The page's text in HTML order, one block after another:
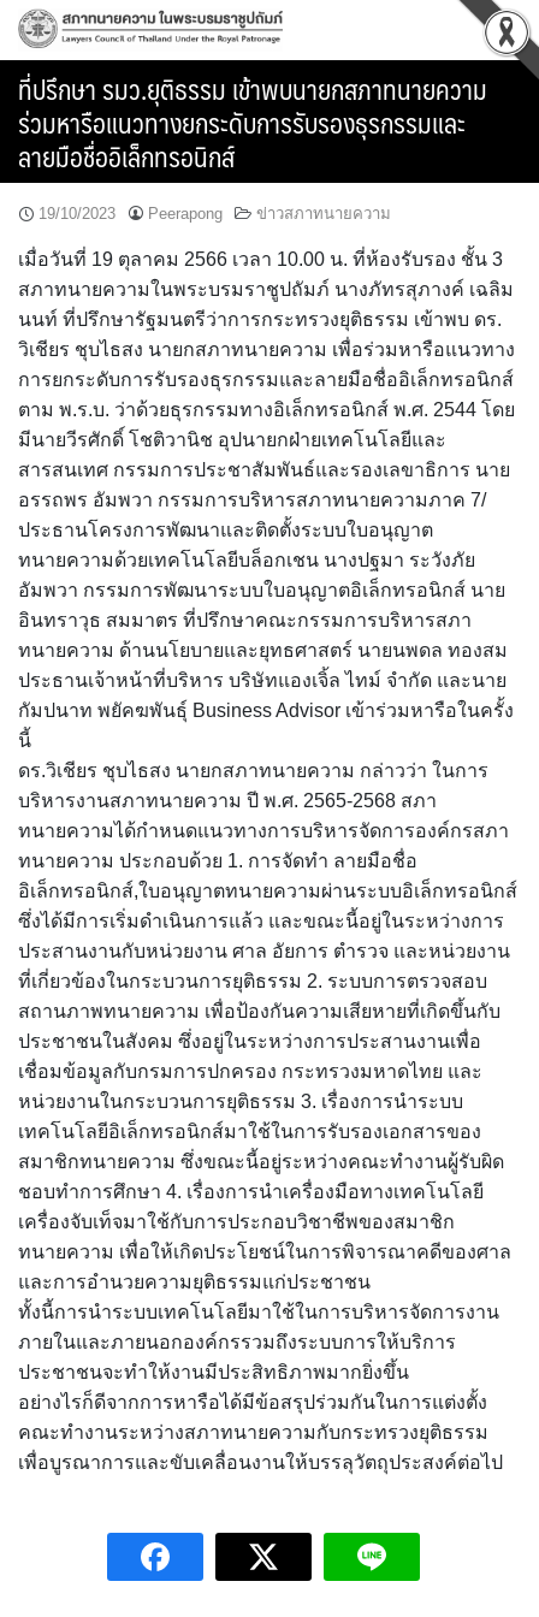
Skip
content
ที่ปรึกษา รมว.ยุติธรรม เข้าพบนายกสภาทนายความ
ร่วมหารือแนวทางยกระดับการรับรองธุรกรรมและ
ลายมือชื่ออิเล็กทรอนิกส์
19/10/2023 Peerapong ข่าวสภาทนายความ
เมื่อวันที่ 19 ตุลาคม 2566 เวลา 10.00 น. ที่ห้องรับรอง ชั้น 3
สภาทนายความในพระบรมราชูปถัมภ์ นางภัทรสุภางค์ เฉลิม
นนท์ ที่ปรึกษารัฐมนตรีว่าการกระทรวงยุติธรรม เข้าพบ ดร.
วิเชียร ชุบไธสง นายกสภาทนายความ เพื่อร่วมหารือแนวทาง
การยกระดับการรับรองธุรกรรมและลายมือชื่ออิเล็กทรอนิกส์
ตาม พ.ร.บ. ว่าด้วยธุรกรรมทางอิเล็กทรอนิกส์ พ.ศ. 2544 โดย
มีนายวีรศักดิ์ โชติวานิช อุปนายกฝ่ายเทคโนโลยีและ
สารสนเทศ กรรมการประชาสัมพันธ์และรองเลขาธิการ นาย
อรรถพร อัมพวา กรรมการบริหารสภาทนายความภาค 7/
ประธานโครงการพัฒนาและติดตั้งระบบใบอนุญาต
ทนายความด้วยเทคโนโลยีบล็อกเชน นางปฐมา ระวังภัย
อัมพวา กรรมการพัฒนาระบบใบอนุญาตอิเล็กทรอนิกส์ นาย
อินทราวุธ สมมาตร ที่ปรึกษาคณะกรรมการบริหารสภา
ทนายความ ด้านนโยบายและยุทธศาสตร์ นายนพดล ทองสม
ประธานเจ้าหน้าที่บริหาร บริษัทแองเจิ้ล ไทม์ จำกัด และนาย
กัมปนาท พยัคฆพันธุ์ Business Advisor เข้าร่วมหารือในครั้ง
นี้
ดร.วิเชียร ชุบไธสง นายกสภาทนายความ กล่าวว่า ในการ
บริหารงานสภาทนายความ ปี พ.ศ. 2565-2568 สภา
ทนายความได้กำหนดแนวทางการบริหารจัดการองค์กรสภา
ทนายความ ประกอบด้วย 1. การจัดทำ ลายมือชื่อ
อิเล็กทรอนิกส์,ใบอนุญาตทนายความผ่านระบบอิเล็กทรอนิกส์
ซึ่งได้มีการเริ่มดำเนินการแล้ว และขณะนี้อยู่ในระหว่างการ
ประสานงานกับหน่วยงาน ศาล อัยการ ตำรวจ และหน่วยงาน
ที่เกี่ยวข้องในกระบวนการยุติธรรม 2. ระบบการตรวจสอบ
สถานภาพทนายความ เพื่อป้องกันความเสียหายที่เกิดขึ้นกับ
ประชาชนในสังคม ซึ่งอยู่ในระหว่างการประสานงานเพื่อ
เชื่อมข้อมูลกับกรมการปกครอง กระทรวงมหาดไทย และ
หน่วยงานในกระบวนการยุติธรรม 3. เรื่องการนำระบบ
เทคโนโลยีอิเล็กทรอนิกส์มาใช้ในการรับรองเอกสารของ
สมาชิกทนายความ ซึ่งขณะนี้อยู่ระหว่างคณะทำงานผู้รับผิด
ชอบทำการศึกษา 4. เรื่องการนำเครื่องมือทางเทคโนโลยี
เครื่องจับเท็จมาใช้กับการประกอบวิชาชีพของสมาชิก
ทนายความ เพื่อให้เกิดประโยชน์ในการพิจารณาคดีของศาล
และการอำนวยความยุติธรรมแก่ประชาชน
ทั้งนี้การนำระบบเทคโนโลยีมาใช้ในการบริหารจัดการงาน
ภายในและภายนอกองค์กรรวมถึงระบบการให้บริการ
ประชาชนจะทำให้งานมีประสิทธิภาพมากยิ่งขึ้น
อย่างไรก็ดีจากการหารือได้มีข้อสรุปร่วมกันในการแต่งตั้ง
คณะทำงานระหว่างสภาทนายความกับกระทรวงยุติธรรม
เพื่อบูรณาการและขับเคลื่อนงานให้บรรลุวัตถุประสงค์ต่อไป